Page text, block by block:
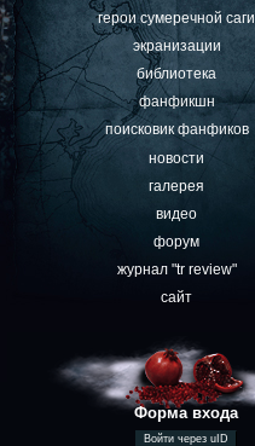
герои сумеречной саги
экранизации
библиотека
фанфикшн
поисковик фанфиков
новости
галерея
видео
форум
журнал "tr review"
сайт
Форма входа
Войти через uID